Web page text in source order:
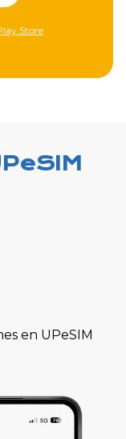
Store
en UPeSIM